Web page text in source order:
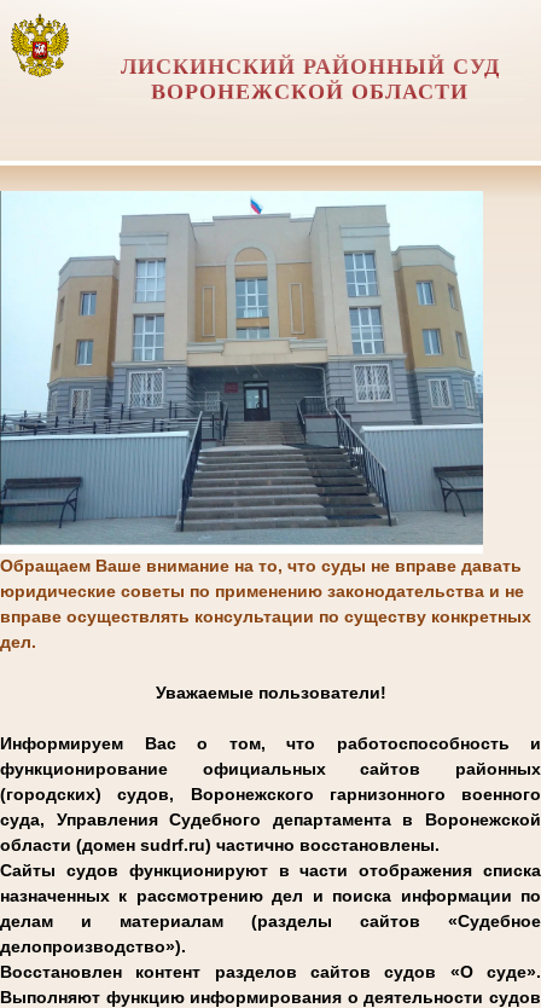
ЛИСКИНСКИЙ РАЙОННЫЙ СУД
ВОРОНЕЖСКОЙ ОБЛАСТИ
Обращаем Ваше внимание на то, что суды не вправе давать
юридические советы по применению законодательства и не
вправе осуществлять консультации по существу конкретных
дел.
Уважаемые пользователи!
Информируем Вас о том, что работоспособность и
функционирование официальных сайтов районных
(городских) судов, Воронежского гарнизонного военного
суда, Управления Судебного департамента в Воронежской
области (домен sudrf.ru) частично восстановлены.
Сайты судов функционируют в части отображения списка
назначенных к рассмотрению дел и поиска информации по
делам и материалам (разделы сайтов «Судебное
делопроизводство»).
Восстановлен контент разделов сайтов судов «О суде».
Выполняют функцию информирования о деятельности судов